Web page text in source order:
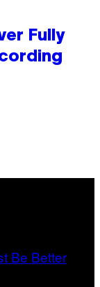
Fully